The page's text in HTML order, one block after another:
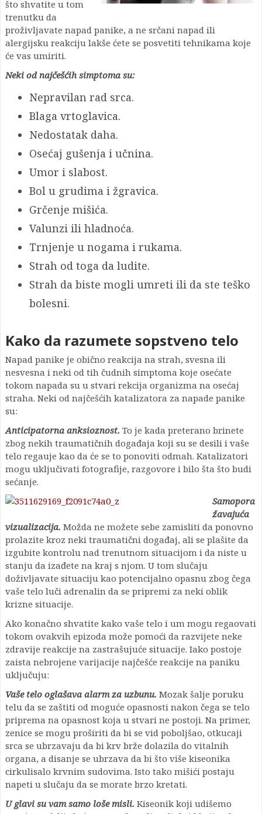
što shvatite u tom
trenutku da
proživljavate napad panike, a ne srčani napad ili
alergijsku reakciju lakše ćete se posvetiti tehnikama koje
će vas umiriti.
Neki od najčešćih simptoma su:
Nepravilan rad srca.
Blaga vrtoglavica.
Nedostatak daha.
Osećaj gušenja i učnina.
Umor i slabost.
Bol u grudima i žgravica.
Grčenje mišića.
Valunzi ili hladnoća.
Trnjenje u nogama i rukama.
Strah od toga da ludite.
Strah da biste mogli umreti ili da ste teško
bolesni.
Kako da razumete sopstveno telo
Napad panike je obično reakcija na strah, svesna ili
nesvesna i neki od tih čudnih simptoma koje osećate
tokom napada su u stvari rekcija organizma na osećaj
straha. Neki od najčešćih katalizatora za napade panike
su:
Anticipatorna anksioznost. To je kada preterano brinete
zbog nekih traumatičnih događaja koji su se desili i vaše
telo regauje kao da će se to ponoviti odmah. Katalizatori
mogu uključivati fotografije, razgovore i bilo šta što budi
sećanje.
Samopora
žavajuća
vizualizacija. Možda ne možete sebe zamisliti da ponovno
prolazite kroz neki traumatični događaj, ali se plašite da
izgubite kontrolu nad trenutnom situacijom i da niste u
stanju da izađete na kraj s njom. U tom slučaju
doživljavate situaciju kao potencijalno opasnu zbog čega
vaše telo luči adrenalin da se pripremi za neki oblik
krizne situacije.
Ako konačno shvatite kako vaše telo i um mogu regaovati
tokom ovakvih epizoda može pomoći da razvijete neke
zdravije reakcije na zastrašujuće situacije. Iako postoje
zaista nebrojene varijacije najčešće reakcije na paniku
uključuju:
Vaše telo oglašava alarm za uzbunu. Mozak šalje poruku
telu da se zaštiti od moguće opasnosti nakon čega se telo
priprema na opasnost koja u stvari ne postoji. Na primer,
zenice se mogu proširiti da bi se vid poboljšao, otkucaji
srca se ubrzavaju da bi krv brže dolazila do vitalnih
organa, a disanje se ubrzava da bi što više kiseonika
cirkulisalo krvnim sudovima. Isto tako mišići postaju
napeti u slučaju da se morate brzo kretati.
U glavi su vam samo loše misli. Kiseonik koji udišemo